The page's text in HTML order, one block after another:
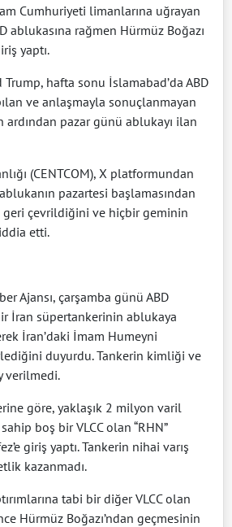
Cumhuriyeti limanlarına uğrayan
ablukasına rağmen Hürmüz Boğazı
yaptı.
Trump, hafta sonu İslamabad’da ABD
ve anlaşmayla sonuçlanmayan
ardından pazar günü ablukayı ilan
(CENTCOM), X platformundan
pazartesi başlamasından
çevrildiğini ve hiçbir geminin
etti.
Ajansı, çarşamba günü ABD
İran süpertankerinin ablukaya
İran’daki İmam Humeyni
duyurdu. Tankerin kimliği ve
verilmedi.
göre, yaklaşık 2 milyon varil
boş bir VLCC olan “RHN”
giriş yaptı. Tankerin nihai varış
kazanmadı.
tabi bir diğer VLCC olan
Hürmüz Boğazı’ndan geçmesinin